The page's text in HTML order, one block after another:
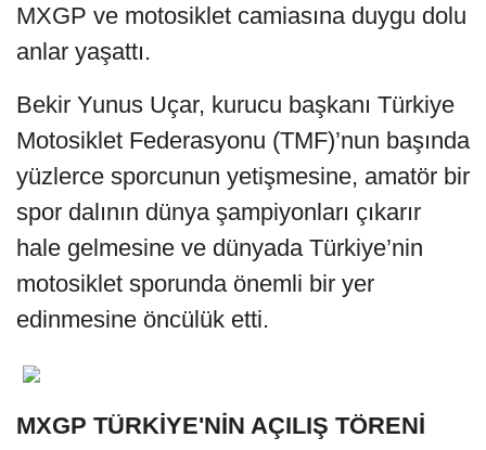
MXGP ve motosiklet camiasına duygu dolu
anlar yaşattı.
Bekir Yunus Uçar, kurucu başkanı Türkiye
Motosiklet Federasyonu (TMF)’nun başında
yüzlerce sporcunun yetişmesine, amatör bir
spor dalının dünya şampiyonları çıkarır
hale gelmesine ve dünyada Türkiye’nin
motosiklet sporunda önemli bir yer
edinmesine öncülük etti.
MXGP TÜRKİYE'NİN AÇILIŞ TÖRENİ